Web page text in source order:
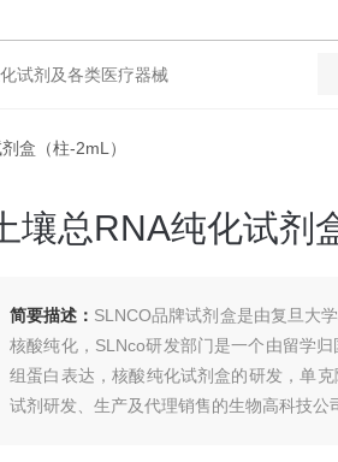
化试剂及各类医疗器械
盒（柱-2mL）
壤总RNA纯化试剂
简要描述： SLNCO品牌试剂盒是由复旦大学
核酸纯化，SLNco研发部门是一个由留学归
组蛋白表达，核酸纯化试剂盒的研发，
试剂研发、生产及代理销售的生物高科技公司